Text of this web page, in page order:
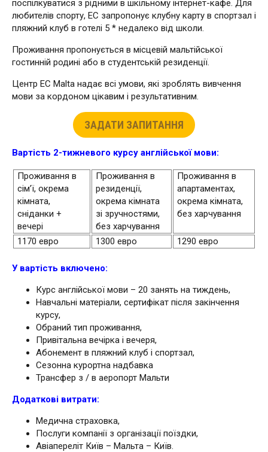
поспілкуватися з рідними в шкільному інтернет-кафе. Для
любителів спорту, ЕС запропонує клубну карту в спортзал і
пляжний клуб в готелі 5 * недалеко від школи.
Проживання пропонується в місцевій мальтійської
гостинній родині або в студентській резиденції.
Центр EC Malta надає всі умови, які зроблять вивчення
мови за кордоном цікавим і результативним.
ЗАДАТИ ЗАПИТАННЯ
Вартість 2-тижневого курсу англійської мови:
Проживання в
сім’ї, окрема
кімната,
сніданки +
вечері
Проживання в
резиденції,
окрема кімната
зі зручностями,
без харчування
Проживання в
апартаментах,
окрема кімната,
без харчування
1170 евро 1300 евро 1290 евро
У вартість включено:
Курс англійської мови – 20 занять на тиждень,
Навчальні матеріали, сертифікат після закінчення
курсу,
Обраний тип проживання,
Привітальна вечірка і вечеря,
Абонемент в пляжний клуб і спортзал,
Сезонна курортна надбавка
Трансфер з / в аеропорт Мальти
Додаткові витрати:
Медична страховка,
Послуги компанії з організації поїздки,
Авіапереліт Київ – Мальта – Київ.